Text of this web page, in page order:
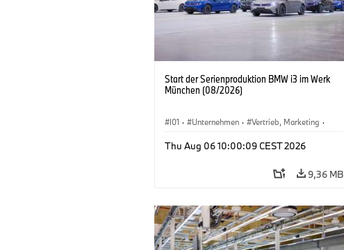
Start der Serienproduktion BMW i3 im Werk
München (08/2026)
I01 · Unternehmen · Vertrieb, Marketing ·
Thu Aug 06 10:00:09 CEST 2026
9,36 MB